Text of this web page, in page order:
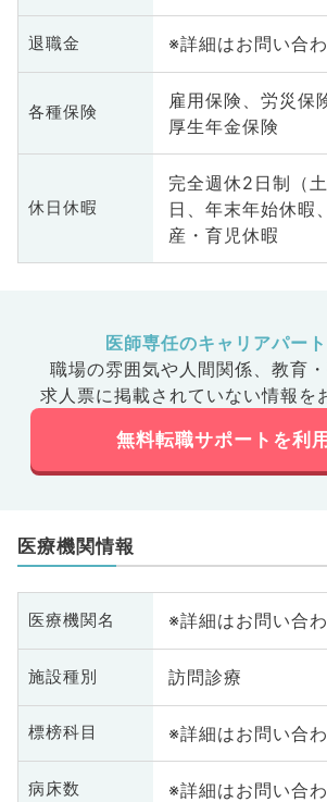
退職金 ※詳細はお問い合
各種保険
雇用保険、労災保
厚生年金保険
休日休暇
完全週休2日制（
日、年末年始休暇
産・育児休暇
医師専任のキャリアパー
職場の雰囲気や人間関係、 教育
求人票に掲載されていない情報を
無料転職サポートを利
医療機関情報
医療機関名 ※詳細はお問い合
施設種別 訪問診療
標榜科目 ※詳細はお問い合
病床数 ※詳細はお問い合